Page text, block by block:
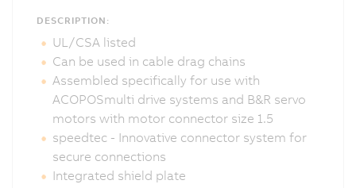
DESCRIPTION:
UL/CSA listed
Can be used in cable drag chains
Assembled specifically for use with
ACOPOSmulti drive systems and B&R servo
motors with motor connector size 1.5
speedtec - Innovative connector system for
secure connections
Integrated shield plate